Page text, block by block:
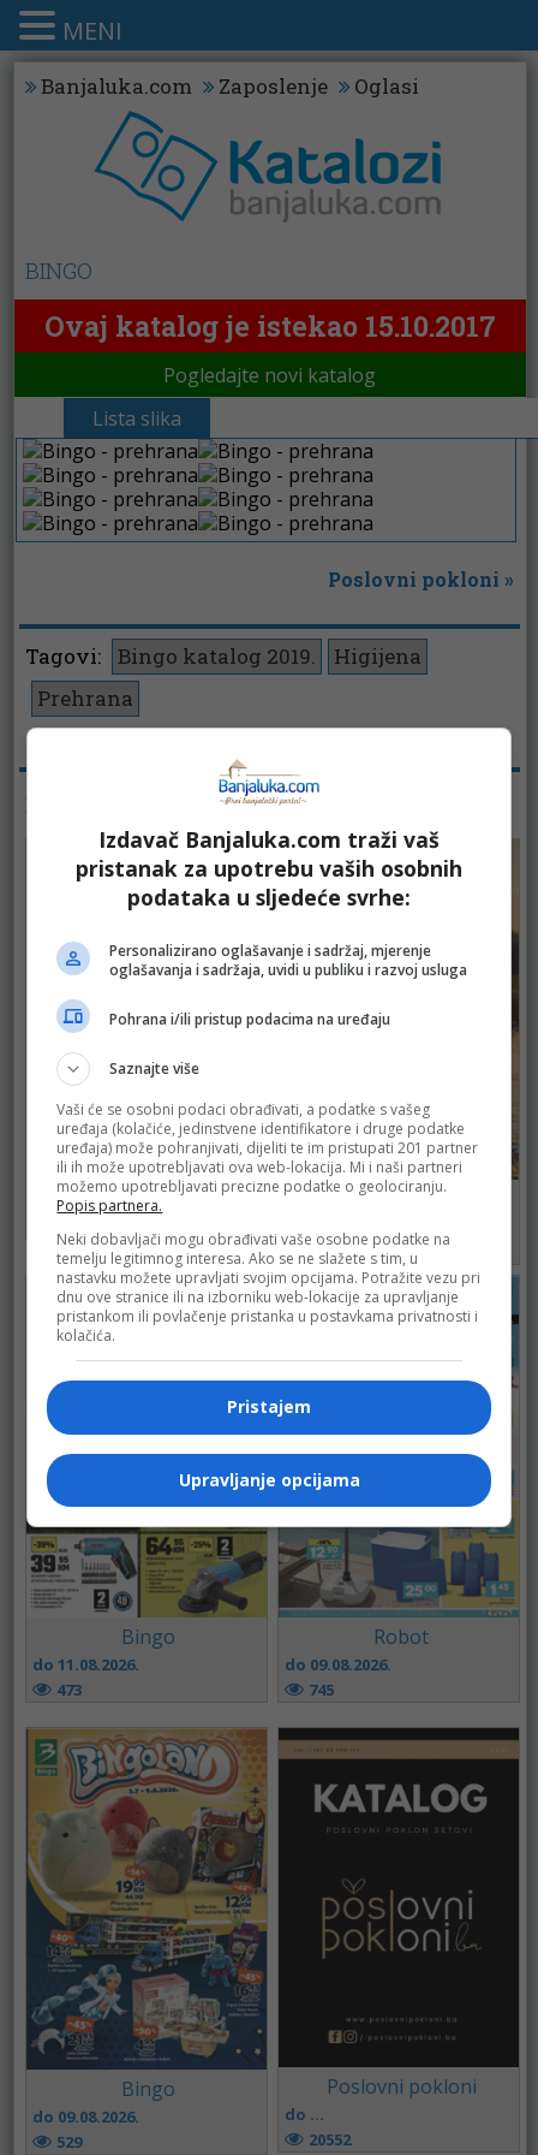
Banjaluka.com Zaposlenje Oglasi
BINGO
Ovaj katalog je istekao 15.10.2017
Pogledajte novi katalog
Lista slika
Poslovni pokloni »
Tagovi: Bingo katalog 2019.
Higijena
Prehrana
KATALOZI - KATALOG
Didaco
do 05.08.2026.
Bingo
455
Bingo
do 11.08.2026.
473
Robot
do 09.08.2026.
745
Bingo
do 09.08.2026.
529
Poslovni pokloni
do ...
20552
MENI
Izdavač Banjaluka.com traži vaš
pristanak za upotrebu vaših osobnih
podataka u sljedeće svrhe:
Personalizirano oglašavanje i sadržaj, mjerenje
oglašavanja i sadržaja, uvidi u publiku i razvoj usluga
Pohrana i/ili pristup podacima na uređaju
Saznajte više
Vaši će se osobni podaci obrađivati, a podatke s vašeg
uređaja (kolačiće, jedinstvene identifikatore i druge podatke
uređaja) može pohranjivati, dijeliti te im pristupati 201 partner
ili ih može upotrebljavati ova web-lokacija. Mi i naši partneri
možemo upotrebljavati precizne podatke o geolociranju.
Popis partnera.
Neki dobavljači mogu obrađivati vaše osobne podatke na
temelju legitimnog interesa. Ako se ne slažete s tim, u
nastavku možete upravljati svojim opcijama. Potražite vezu pri
dnu ove stranice ili na izborniku web-lokacije za upravljanje
pristankom ili povlačenje pristanka u postavkama privatnosti i
kolačića.
Pristajem
Upravljanje opcijama